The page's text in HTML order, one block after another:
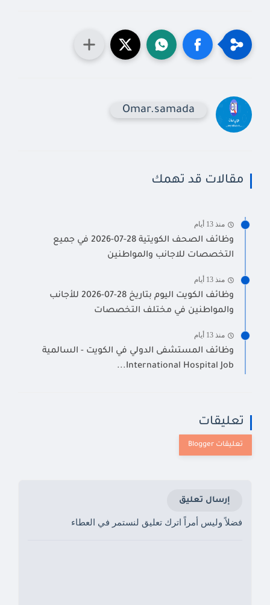
Omar.samada
مقالات قد تهمك
منذ 13 أيام
وظائف الصحف الكويتية 28-07-2026 في جميع
التخصصات للاجانب والمواطنين
منذ 13 أيام
وظائف الكويت اليوم بتاريخ 28-07-2026 للأجانب
والمواطنين في مختلف التخصصات
منذ 13 أيام
وظائف المستشفى الدولي في الكويت - السالمية
International Hospital Job...
تعليقات
إرسال تعليق
فضلاً وليس أمراً اترك تعليق لنستمر في العطاء